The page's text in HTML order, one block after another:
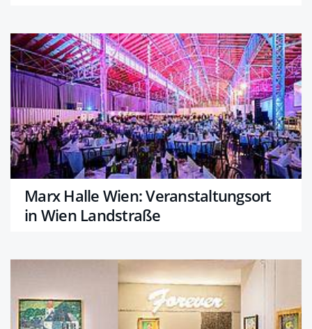
Marx Halle Wien: Veranstaltungsort
in Wien Landstraße